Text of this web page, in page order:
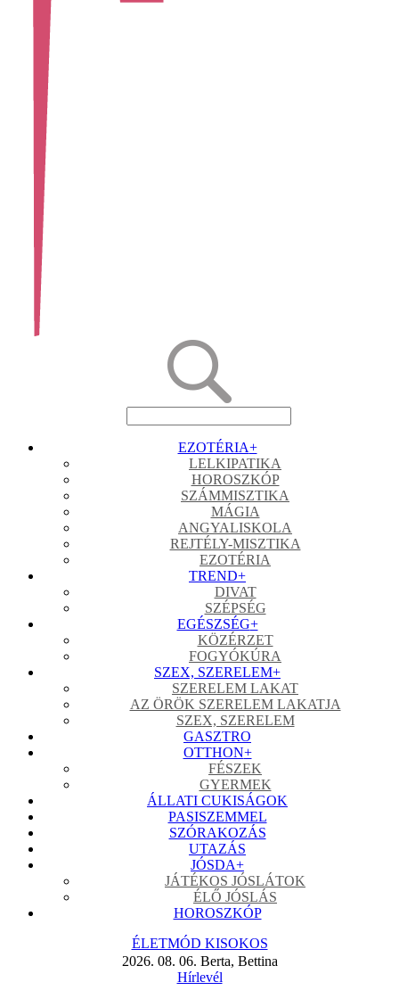
EZOTÉRIA+
LELKIPATIKA
HOROSZKÓP
SZÁMMISZTIKA
MÁGIA
ANGYALISKOLA
REJTÉLY-MISZTIKA
EZOTÉRIA
TREND+
DIVAT
SZÉPSÉG
EGÉSZSÉG+
KÖZÉRZET
FOGYÓKÚRA
SZEX, SZERELEM+
SZERELEM LAKAT
AZ ÖRÖK SZERELEM LAKATJA
SZEX, SZERELEM
GASZTRO
OTTHON+
FÉSZEK
GYERMEK
ÁLLATI CUKISÁGOK
PASISZEMMEL
SZÓRAKOZÁS
UTAZÁS
JÓSDA+
JÁTÉKOS JÓSLÁTOK
ÉLŐ JÓSLÁS
HOROSZKÓP
ÉLETMÓD KISOKOS
2026. 08. 06. Berta, Bettina
Hírlevél